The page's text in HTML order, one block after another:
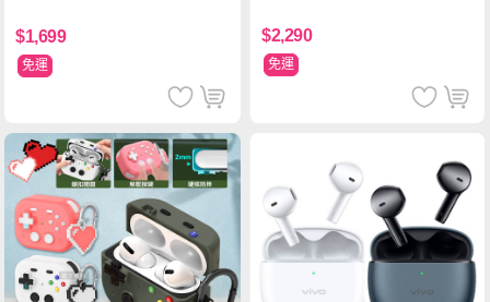
色
$1,699
免運
$2,290
免運